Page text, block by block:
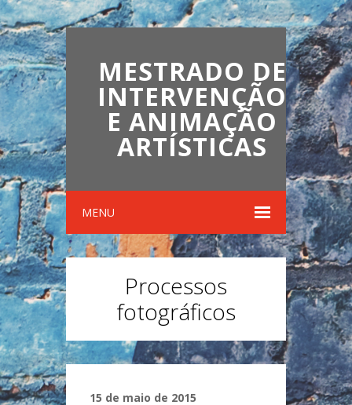
MESTRADO DE
INTERVENÇÃO
E ANIMAÇÃO
ARTÍSTICAS
MENU
Processos
fotográficos
15 de maio de 2015